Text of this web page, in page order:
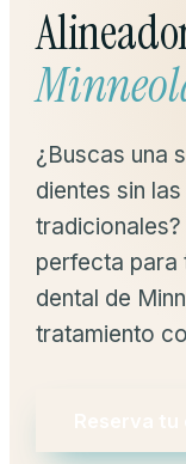
¿Buscas una
dientes sin
perfecta para
dental de
tratamiento